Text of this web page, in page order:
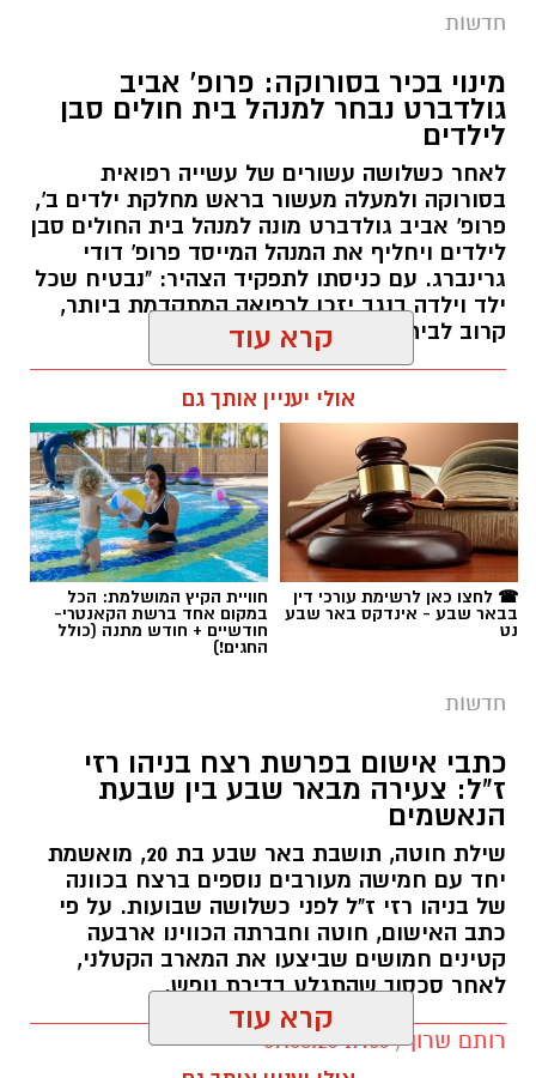
חדשות
מינוי בכיר בסורוקה: פרופ' אביב
גולדברט נבחר למנהל בית חולים סבן
לילדים
לאחר כשלושה עשורים של עשייה רפואית
בסורוקה ולמעלה מעשור בראש מחלקת ילדים ב',
פרופ' אביב גולדברט מונה למנהל בית החולים סבן
לילדים ויחליף את המנהל המייסד פרופ' דודי
גרינברג. עם כניסתו לתפקיד הצהיר: "נבטיח שכל
ילד וילדה בנגב יזכו לרפואה המתקדמת ביותר,
קרוב לבית".
תגים:פרופ' אביב גולדברט
קרדיט: סורוקה
קרא עוד
אולי יעניין אותך גם
☎ לחצו כאן לרשימת עורכי דין
בבאר שבע - אינדקס באר שבע
נט
חוויית הקיץ המושלמת: הכל
במקום אחד ברשת הקאנטרי-
חודשיים + חודש מתנה (כולל
החגים!)
חדשות
כתבי אישום בפרשת רצח בניהו רזי
ז"ל: צעירה מבאר שבע בין שבעת
הנאשמים
שילת חוטה, תושבת באר שבע בת 20, מואשמת
יחד עם חמישה מעורבים נוספים ברצח בכוונה
של בניהו רזי ז"ל לפני כשלושה שבועות. על פי
כתב האישום, חוטה וחברתה הכווינו ארבעה
קטינים חמושים שביצעו את המארב הקטלני,
לאחר סכסוך שהתגלע בדירת נופש.
רותם שרון / 19:06 07.08.26
קרא עוד